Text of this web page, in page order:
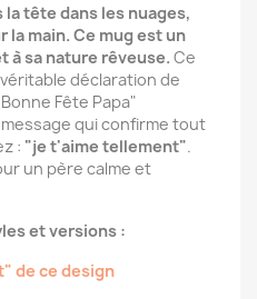
la tête dans les nuages,
main. Ce mug est un
à sa nature rêveuse. Ce
déclaration de
Fête Papa"
qui confirme tout
: "je t'aime tellement".
un père calme et
et versions :
de ce design